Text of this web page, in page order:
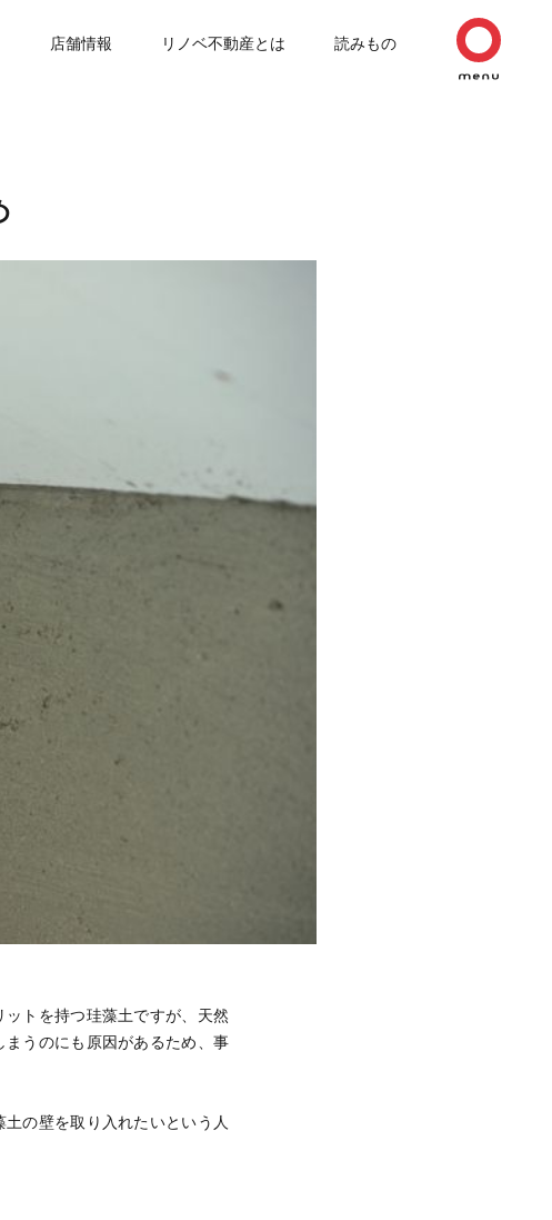
店舗情報 リノベ不動産とは 読みもの
トを持つ珪藻土ですが、天然
うのにも原因があるため、事
の壁を取り入れたいという人